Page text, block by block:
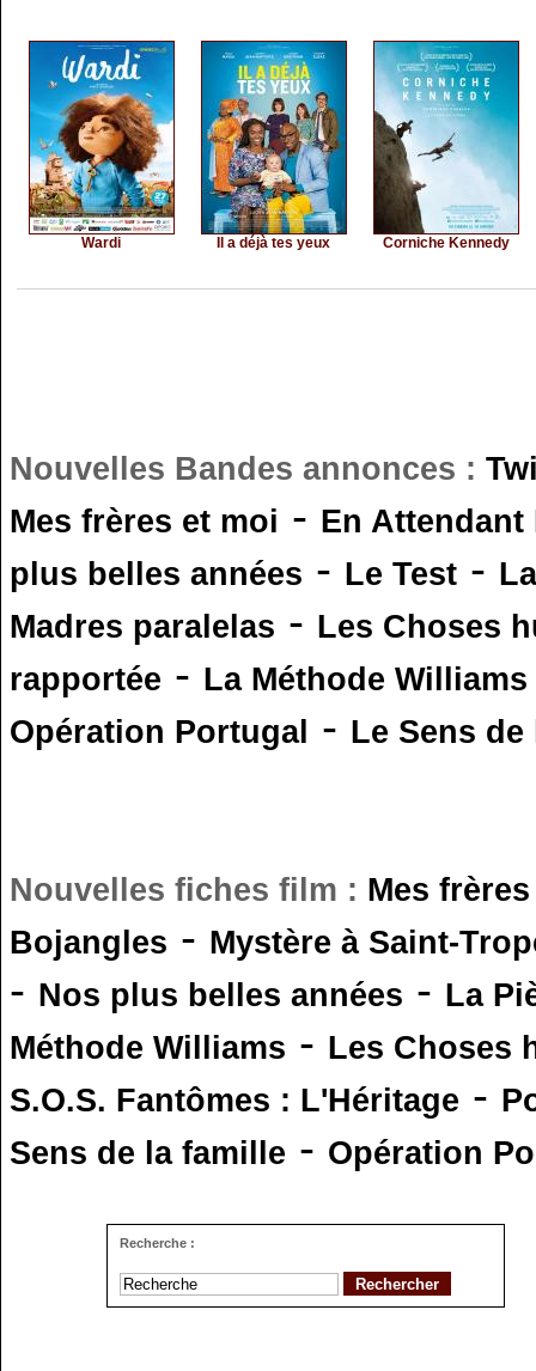
Wardi Il a déjà tes yeux Corniche Kennedy
Nouvelles Bandes annonces :
Mes frères et moi - En
plus belles années - Le Test -
Madres paralelas - Les Choses
rapportée - La Méthode Williams
Opération Portugal - Le Sens
Nouvelles fiches film : Mes
Bojangles - Mystère à Saint-
- Nos plus belles années - La
Méthode Williams - Les Choses
S.O.S. Fantômes : L'Héritage -
Sens de la famille - Opération
Recherche :